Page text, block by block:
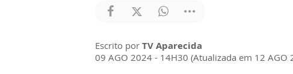
Escrito por TV Aparecida
09 AGO 2024 - 14H30 (Atualizada em 12 AGO